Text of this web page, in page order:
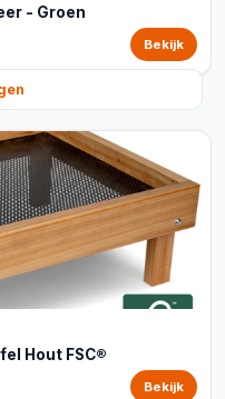
- Groen
Bekijk
Hout FSC®
Bekijk